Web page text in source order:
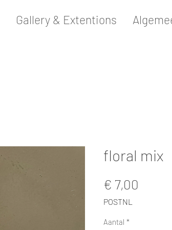
Gallery & Extentions
floral mix
€ 7,00
POSTNL
Aantal *